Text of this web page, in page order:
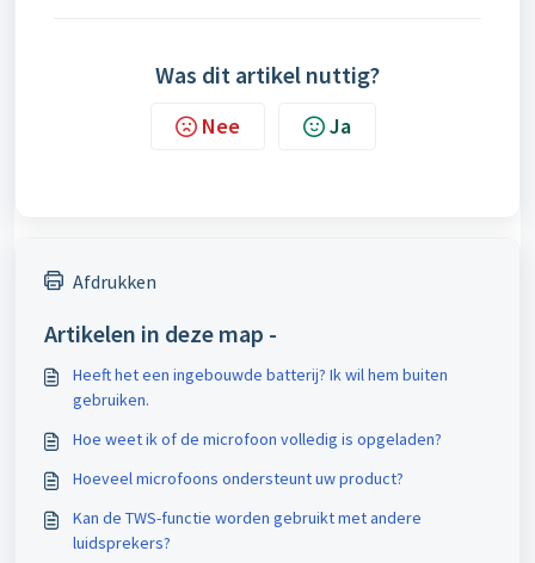
Was dit artikel nuttig?
Nee Ja
Afdrukken
Artikelen in deze map -
Heeft het een ingebouwde batterij? Ik wil hem buiten
gebruiken.
Hoe weet ik of de microfoon volledig is opgeladen?
Hoeveel microfoons ondersteunt uw product?
Kan de TWS-functie worden gebruikt met andere
luidsprekers?